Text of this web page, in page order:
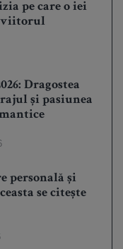
pe care o iei
viitorul
Dragostea
și pasiunea
personală și
se citește